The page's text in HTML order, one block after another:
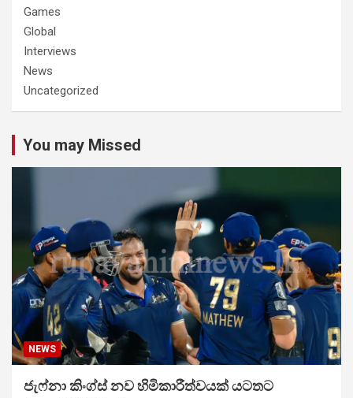
Games
Global
Interviews
News
Uncategorized
You may Missed
NEWS
ජැෆ්නා කිංග්ස් නව හිමිකාරීත්වයක් යටතට